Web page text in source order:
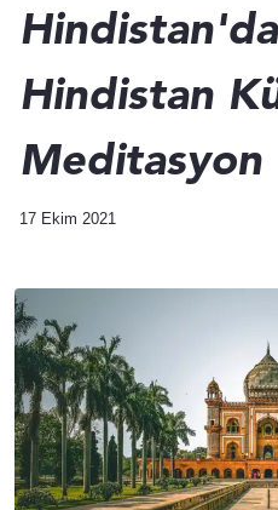
Hindistan
Meditasyon
17 Ekim 2021